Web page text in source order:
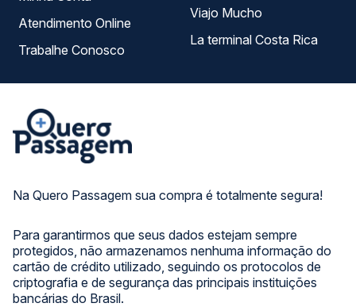
Na Quero Passagem sua compra é totalmente segura!
Para garantirmos que seus dados estejam sempre
protegidos, não armazenamos nenhuma informação do
cartão de crédito utilizado, seguindo os protocolos de
criptografia e de segurança das principais instituições
bancárias do Brasil.
Atendimento Online
Trabalhe Conosco
Viajo Mucho
La terminal Costa Rica